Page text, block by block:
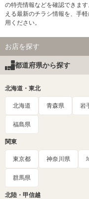
の特売情報などを確認できま
える最新のチラシ情報を、手
用ください。
お店を探す
都道府県から探す
北海道・東北
北海道 青森県 岩
福島県
関東
東京都 神奈川県
群馬県
北陸・甲信越